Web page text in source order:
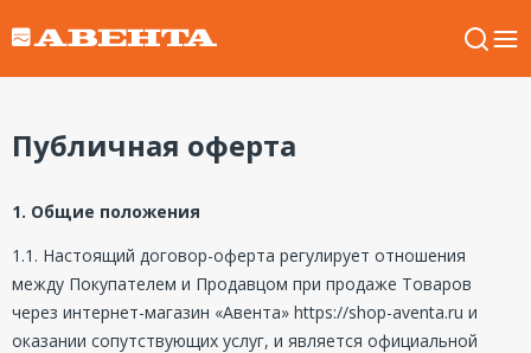
Публичная оферта
1. Общие положения
1.1. Настоящий договор-оферта регулирует отношения
между Покупателем и Продавцом при продаже Товаров
через интернет-магазин «Авента» https://shop-aventa.ru и
оказании сопутствующих услуг, и является официальной